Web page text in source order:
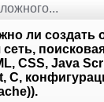
ли создать
CSS, Java
C,